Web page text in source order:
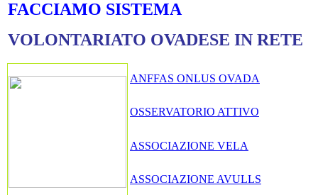
FACCIAMO SISTEMA
VOLONTARIATO OVADESE IN RETE
ANFFAS ONLUS OVADA
OSSERVATORIO ATTIVO
ASSOCIAZIONE VELA
ASSOCIAZIONE AVULLS